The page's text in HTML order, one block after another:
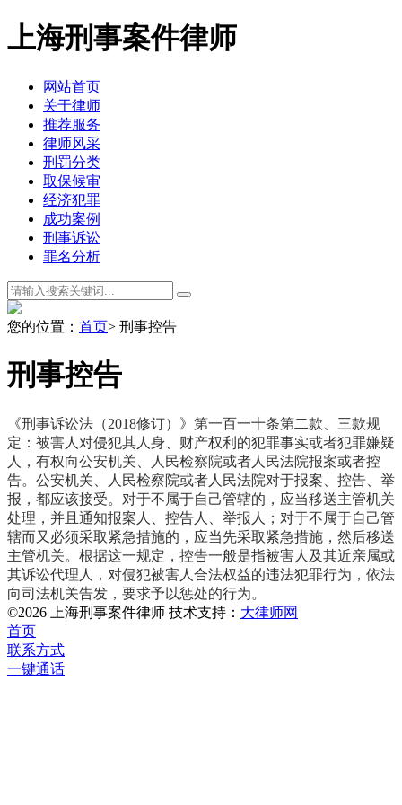
上海刑事案件律师
网站首页
关于律师
推荐服务
律师风采
刑罚分类
取保候审
经济犯罪
成功案例
刑事诉讼
罪名分析
您的位置： 首页> 刑事控告
刑事控告
《刑事诉讼法 （2018修订）》 第一百一十条第二款、三款规
定： 被害人 对侵犯其人身、财产权利的犯罪事实或者犯罪嫌疑
人，有权向公安机关、人民检察院或者人民法院报案或者控
告。公安机关、人民检察院或者人民法院对于报案、控告、举
报，都应该接受。对于不属于自己管辖的，应当移送主管机关
处理，并且通知报案人、控告人、举报人；对于不属于自己管
辖而又必须采取紧急措施的，应当先采取紧急措施，然后移送
主管机关。根据这一规定，控告一般是指被害人及其近亲属或
其诉讼代理人 ，对侵犯被害人 合法权益的违法犯罪行为 ，依法
向司法机关告发，要求予以惩处的行为。
©2026 上海刑事案件律师 技术支持： 大律师网
首页
联系方式
一键通话